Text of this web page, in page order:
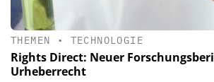
THEMEN • TECHNOLOGIE
Rights Direct: Neuer
Urheberrecht